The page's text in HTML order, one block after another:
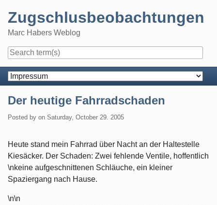
content
Zugschlusbeobachtungen
Marc Habers Weblog
Navigation
Der heutige Fahrradschaden
Posted by on Saturday, October 29. 2005
Heute stand mein Fahrrad über Nacht an der Haltestelle
Kiesäcker. Der Schaden: Zwei fehlende Ventile, hoffentlich
\nkeine aufgeschnittenen Schläuche, ein kleiner
Spaziergang nach Hause.
\n\n